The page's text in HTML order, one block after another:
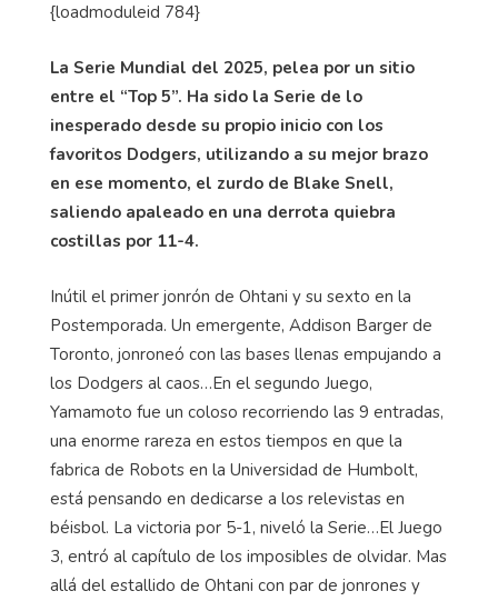
{loadmoduleid 784}
La Serie Mundial del 2025, pelea por un sitio
entre el “Top 5”. Ha sido la Serie de lo
inesperado desde su propio inicio con los
favoritos Dodgers, utilizando a su mejor brazo
en ese momento, el zurdo de Blake Snell,
saliendo apaleado en una derrota quiebra
costillas por 11-4.
Inútil el primer jonrón de Ohtani y su sexto en la
Postemporada. Un emergente, Addison Barger de
Toronto, jonroneó con las bases llenas empujando a
los Dodgers al caos…En el segundo Juego,
Yamamoto fue un coloso recorriendo las 9 entradas,
una enorme rareza en estos tiempos en que la
fabrica de Robots en la Universidad de Humbolt,
está pensando en dedicarse a los relevistas en
béisbol. La victoria por 5-1, niveló la Serie…El Juego
3, entró al capítulo de los imposibles de olvidar. Mas
allá del estallido de Ohtani con par de jonrones y